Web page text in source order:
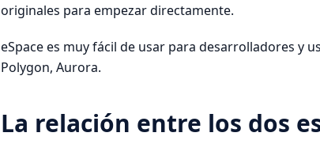
originales para empezar directamente.
eSpace es muy fácil de usar para desarrolladores y
Polygon, Aurora.
La relación entre los dos